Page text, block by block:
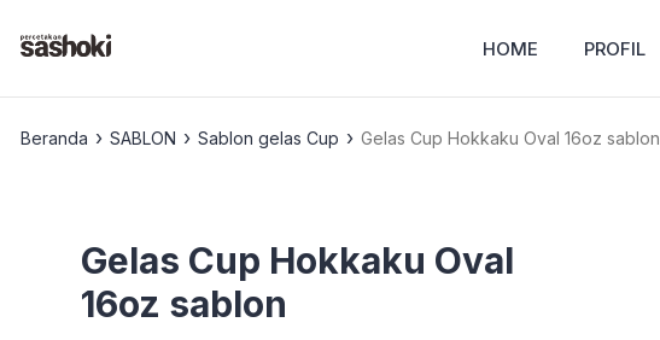
HOME PROFIL
Beranda › SABLON › Sablon gelas Cup › Gelas Cup Hokkaku Oval 16oz sablon
Gelas Cup Hokkaku Oval
16oz sablon